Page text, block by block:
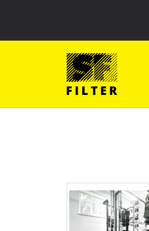
Strona główna SF Filter